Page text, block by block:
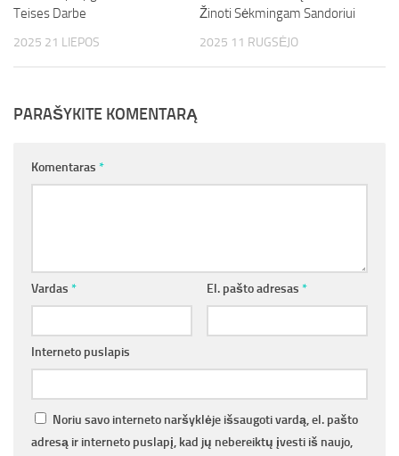
Teises Darbe
2025 21 LIEPOS
Žinoti Sėkmingam Sandoriui
2025 11 RUGSĖJO
PARAŠYKITE KOMENTARĄ
Komentaras *
Vardas * El. pašto adresas *
Interneto puslapis
Noriu savo interneto naršyklėje išsaugoti vardą, el. pašto
adresą ir interneto puslapį, kad jų nebereiktų įvesti iš naujo,